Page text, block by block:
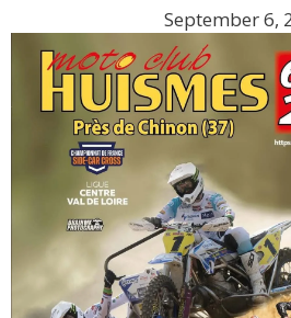
September 6,